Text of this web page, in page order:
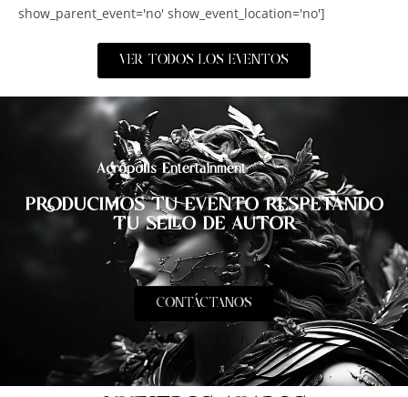
show_parent_event='no' show_event_location='no']
VER TODOS LOS EVENTOS
Acrópolis Entertainment
PRODUCIMOS TU EVENTO RESPETANDO
TU SELLO DE AUTOR
CONTÁCTANOS